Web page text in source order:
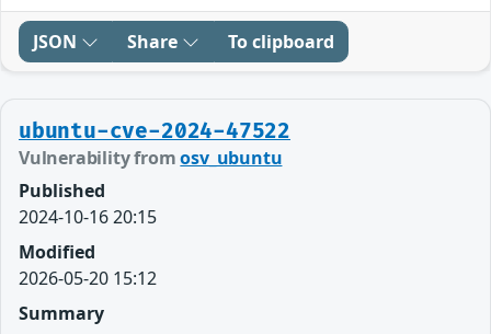
JSON Share To clipboard
ubuntu-cve-2024-47522
Vulnerability fromosv_ubuntu
Published
2024-10-16 20:15
Modified
2026-05-20 15:12
Summary